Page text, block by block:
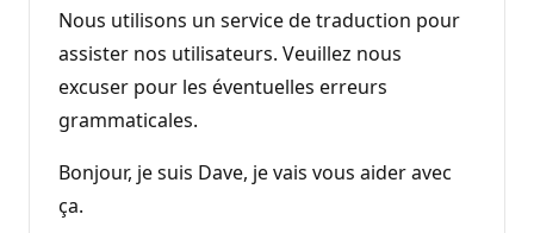
t
s
d
e
r
p
a
Nous utilisons un service de traduction pour
assister nos utilisateurs. Veuillez nous
excuser pour les éventuelles erreurs
grammaticales.
Bonjour, je suis Dave, je vais vous aider avec
ça.